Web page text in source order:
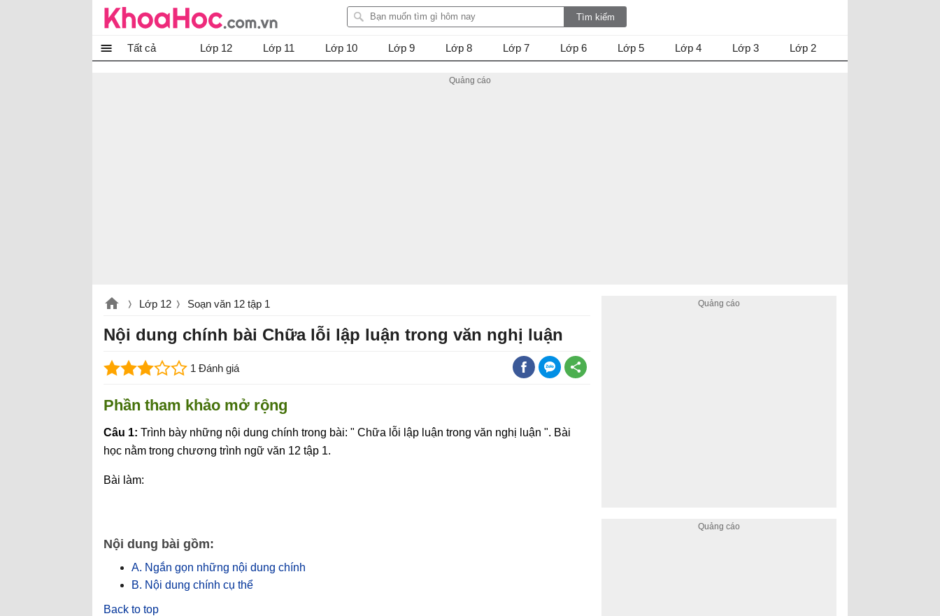
Tất cả Lớp 12 Lớp 11 Lớp 10 Lớp 9 Lớp 8 Lớp 7 Lớp 6 Lớp 5 Lớp 4 Lớp 3 Lớp 2
Lớp 12 Soạn văn 12 tập 1
Nội dung chính bài Chữa lỗi lập luận trong văn nghị luận
1 Đánh giá
Phần tham khảo mở rộng
Câu 1: Trình bày những nội dung chính trong bài: " Chữa lỗi lập luận trong văn nghị luận ". Bài
học nằm trong chương trình ngữ văn 12 tập 1.
Bài làm:
Nội dung bài gồm:
A. Ngắn gọn những nội dung chính
B. Nội dung chính cụ thể
Back to top